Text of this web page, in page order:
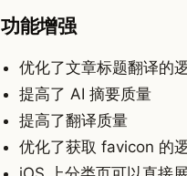
功能增强
优化了文章标题翻译的
提高了 AI 摘要质量
提高了翻译质量
优化了获取 favicon 的